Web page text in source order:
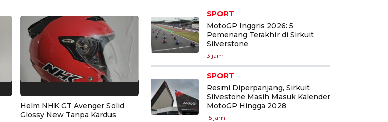
Helm NHK GT Avenger Solid
Glossy New Tanpa Kardus
SPORT
MotoGP Inggris 2026: 5
Pemenang Terakhir di Sirkuit
Silverstone
3 jam
SPORT
Resmi Diperpanjang, Sirkuit
Silvestone Masih Masuk Kalender
MotoGP Hingga 2028
15 jam